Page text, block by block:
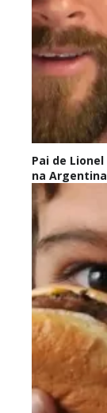
Pai de
na Argentina